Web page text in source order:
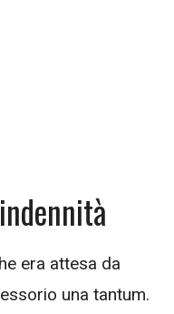
era attesa da
una tantum.